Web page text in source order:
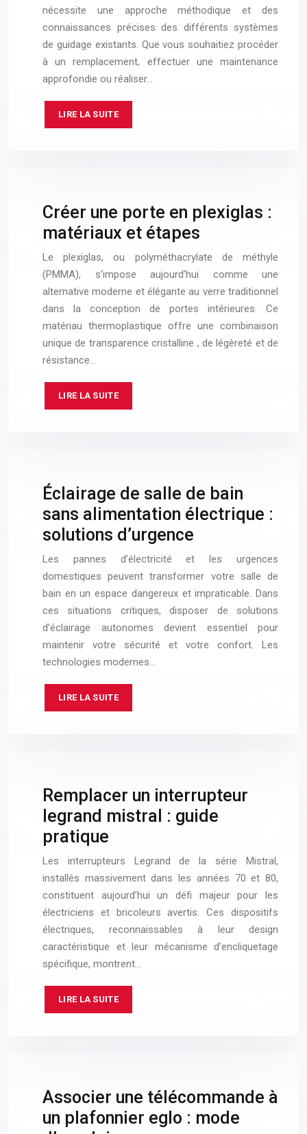
nécessite une approche méthodique et des
connaissances précises des différents systèmes
de guidage existants. Que vous souhaitiez procéder
à un remplacement, effectuer une maintenance
approfondie ou réaliser…
LIRE LA SUITE
Créer une porte en plexiglas :
matériaux et étapes
Le plexiglas, ou polyméthacrylate de méthyle
(PMMA), s’impose aujourd’hui comme une
alternative moderne et élégante au verre traditionnel
dans la conception de portes intérieures. Ce
matériau thermoplastique offre une combinaison
unique de transparence cristalline , de légèreté et de
résistance…
LIRE LA SUITE
Éclairage de salle de bain
sans alimentation électrique :
solutions d’urgence
Les pannes d’électricité et les urgences
domestiques peuvent transformer votre salle de
bain en un espace dangereux et impraticable. Dans
ces situations critiques, disposer de solutions
d’éclairage autonomes devient essentiel pour
maintenir votre sécurité et votre confort. Les
technologies modernes…
LIRE LA SUITE
Remplacer un interrupteur
legrand mistral : guide
pratique
Les interrupteurs Legrand de la série Mistral,
installés massivement dans les années 70 et 80,
constituent aujourd’hui un défi majeur pour les
électriciens et bricoleurs avertis. Ces dispositifs
électriques, reconnaissables à leur design
caractéristique et leur mécanisme d’encliquetage
spécifique, montrent…
LIRE LA SUITE
Associer une télécommande à
un plafonnier eglo : mode